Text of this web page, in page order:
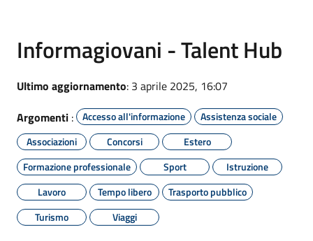
Informagiovani - Talent Hub
Ultimo aggiornamento: 3 aprile 2025, 16:07
Argomenti : Accesso all'informazione
Assistenza sociale
Associazioni
Concorsi
Estero
Formazione professionale
Sport
Istruzione
Lavoro
Tempo libero
Trasporto pubblico
Turismo
Viaggi